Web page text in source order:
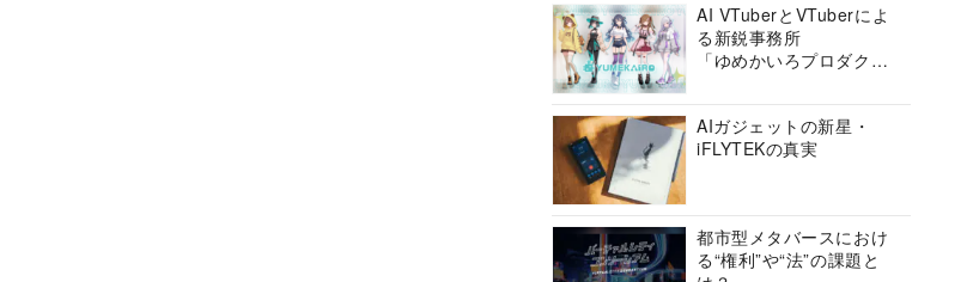
AI VTuberとVTuberによ
る新鋭事務所
「ゆめかいろプロダクシ
AIガジェットの新星・
iFLYTEKの真実
都市型メタバースにおけ
る“権利”や“法”の課題と